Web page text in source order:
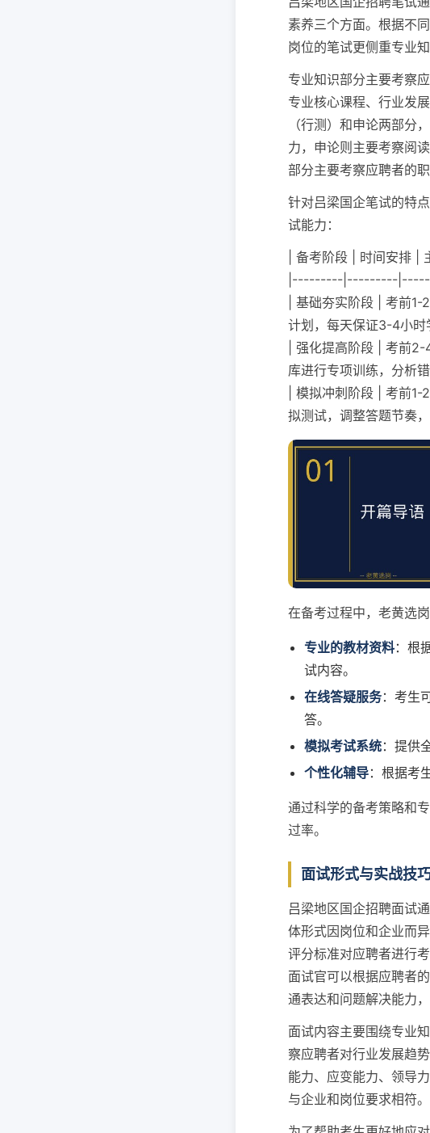
素养三个方面。根据不
岗位的笔试更侧重专业
专业知识部分主要考察
专业核心课程、行业发
（行测）和申论两部分
力，申论则主要考察阅
部分主要考察应聘者的
针对吕梁国企笔试的特
试能力：
| 备考阶段 | 时间安排 |
|---------|---------
| 基础夯实阶段 | 考前
计划，每天保证3-4小时
| 强化提高阶段 | 考前
库进行专项训练，分析
| 模拟冲刺阶段 | 考前
拟测试，调整答题节奏
在备考过程中，老黄选
专业的教材资料：根
试内容。
在线答疑服务：考生
答。
模拟考试系统：提供
个性化辅导：根据考
通过科学的备考策略和
过率。
面试形式与实战技
吕梁地区国企招聘面试
体形式因岗位和企业而
评分标准对应聘者进行
面试官可以根据应聘者
通表达和问题解决能力
面试内容主要围绕专业
察应聘者对行业发展趋
能力、应变能力、领导
与企业和岗位要求相符。